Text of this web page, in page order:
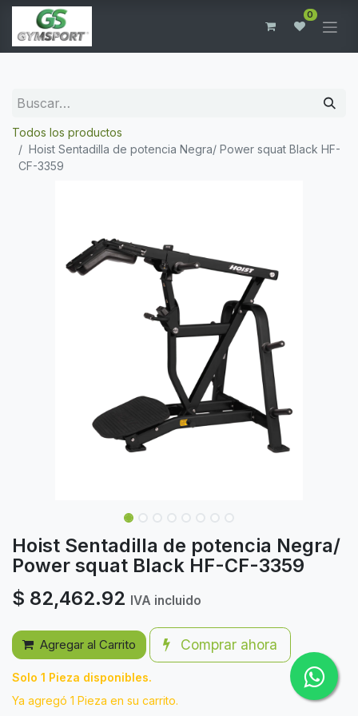
0
Todos los productos
Hoist Sentadilla de potencia Negra/ Power squat Black HF-
CF-3359
Hoist Sentadilla de potencia Negra/
Power squat Black HF-CF-3359
$ 82,462.92 IVA incluido
Agregar al Carrito Comprar ahora
Solo 1 Pieza disponibles.
Ya agregó 1 Pieza en su carrito.